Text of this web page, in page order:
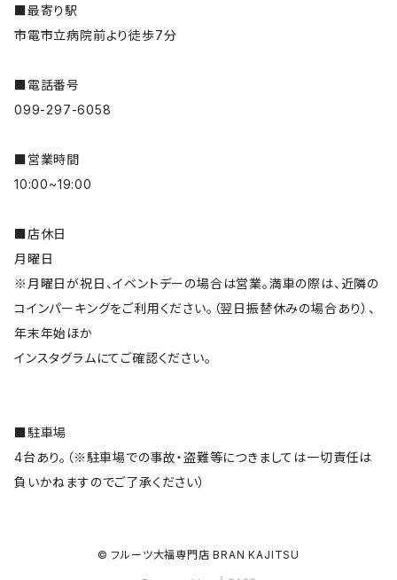
■最寄り駅
市電市立病院前より徒歩7分
■電話番号
099-297-6058
■営業時間
10:00~19:00
■店休日
月曜日
※月曜日が祝日、イベントデーの場合は営業。満車の際は、近隣の
コインパーキングをご利用ください。（翌日振替休みの場合あり）、
年末年始ほか
インスタグラムにてご確認ください。
■駐車場
4台あり。（※駐車場での事故・盗難等につきましては一切責任は
負いかねますのでご了承ください）
© フルーツ大福専門店 BRAN KAJITSU